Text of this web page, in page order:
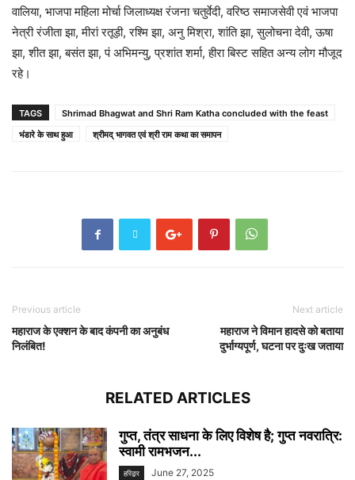
वालिया, भाजपा महिला मोर्चा जिलाध्यक्ष रंजना चतुर्वेदी, वरिष्ठ समाजसेवी एवं भाजपा
नेत्री रंजीता झा, मीरां रतूड़ी, रश्मि झा, अनु मिश्रा, शांति झा, सुलोचना देवी, ऊषा
झा, शीत झा, बसंत झा, पं अभिमन्यु, प्रशांत शर्मा, हीरा बिस्ट सहित अन्य लोग मौजूद
रहे।
TAGS
Shrimad Bhagwat and Shri Ram Katha concluded with the feast
भंडारे के साथ हुआ
श्रीमद् भागवत एवं श्री राम कथा का समापन
Previous article
महाराज के एक्शन के बाद कंपनी का अनुबंध
निलंबित!
Next article
महाराज ने विमान हादसे को बताया
दुर्भाग्यपूर्ण, घटना पर दुःख जताया
RELATED ARTICLES
गुप्त, तंत्र साधना के लिए विशेष है; गुप्त नवरात्रि:
स्वामी रामभजन...
हरिद्वार June 27, 2025